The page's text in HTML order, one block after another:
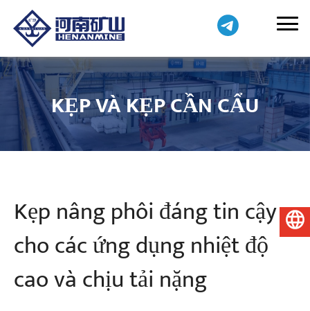
KẸP VÀ KẸP CẦN CẨU
Kẹp nâng phôi đáng tin cậy
cho các ứng dụng nhiệt độ
cao và chịu tải nặng
Tiếng Việt